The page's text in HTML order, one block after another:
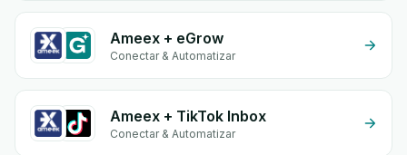
Ameex + eGrow
Conectar & Automatizar
Ameex + TikTok Inbox
Conectar & Automatizar